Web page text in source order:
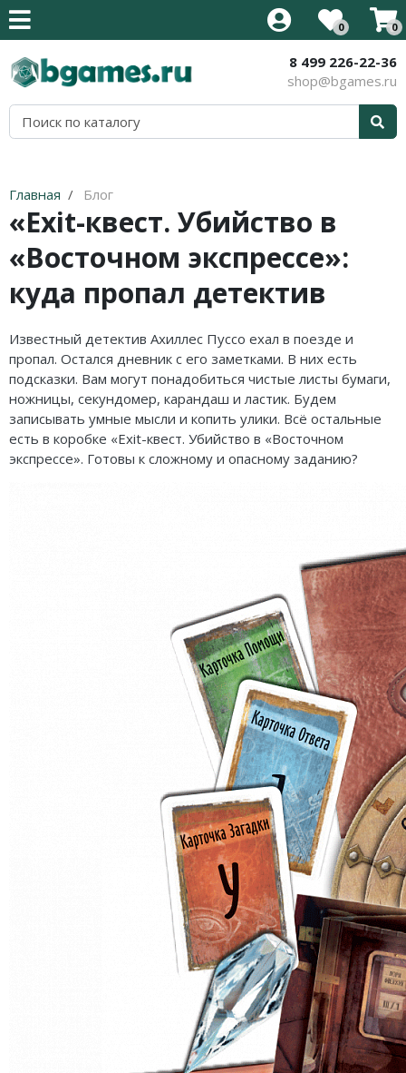
0 0
8 499 226-22-36
shop@bgames.ru
Главная Блог
«Exit-квест. Убийство в
«Восточном экспрессе»:
куда пропал детектив
Известный детектив Ахиллес Пуссо ехал в поезде и
пропал. Остался дневник с его заметками. В них есть
подсказки. Вам могут понадобиться чистые листы бумаги,
ножницы, секундомер, карандаш и ластик. Будем
записывать умные мысли и копить улики. Всё остальные
есть в коробке «Exit-квест. Убийство в «Восточном
экспрессе». Готовы к сложному и опасному заданию?
Все товары
Стратегии на английском
Карточные на английском
Кооперативные на английском
Семейные на английском
Тактические на английском
Все товары
Новинки
Хиты продаж
Детям
Для всей семьи
Для компании
Для двоих
В дорогу
Карточные
Логические
Для взрослых (18+)
Все товары
Активити / Activity
Alias / Скажи Иначе
Дженга/Башня
Покорение Марса
КвестМастер
Тик-Так-Бумм
Корни / Root
Серп
О мышах и тайнах
Остальные серии
Все товары
500 злобных карт
Blood Rage
Elder Sign
Five Tribes
Mansions of Madness
Кланк! / Clank!
Лавкрафт
Мертвый сезон
Пиксель Тактикс
Все товары
Иннистрад: Багровая Клятва
Иннистрад: Полночная Охота
Стриксхейвен: Школа Магов
Калдхайм
Все товары
Аксессуары
Протекторы
Все товары
Наборы протекторов
Все товары
Уцененный товар
Акция